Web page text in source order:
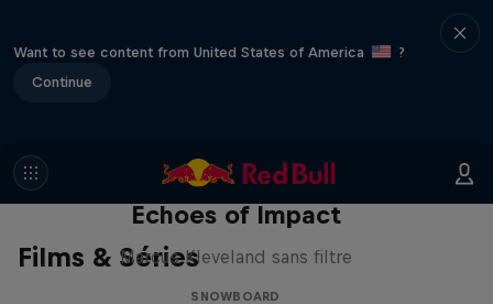
Want to see content from United States of America
?
Continue
Films & Séries
Echoes of Impact
Marcus Kleveland sans filtre
SNOWBOARD